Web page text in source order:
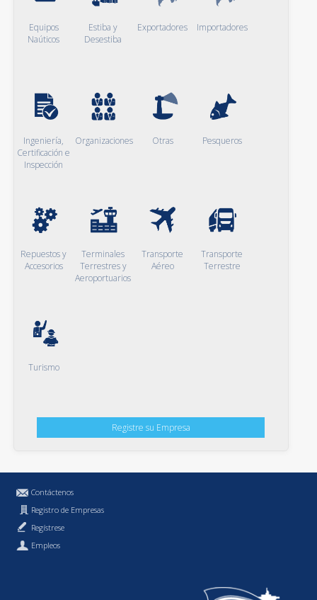
Equipos
Naúticos
Estiba y
Desestiba
Exportadores Importadores
Ingeniería,
Certificación e
Inspección
Organizaciones Otras Pesqueros
Repuestos y
Accesorios
Terminales
Terrestres y
Aeroportuarios
Transporte
Aéreo
Transporte
Terrestre
Turismo
Registre su Empresa
Contáctenos
Registro de Empresas
Regístrese
Empleos